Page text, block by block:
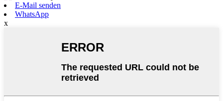
E-Mail senden
WhatsApp
x